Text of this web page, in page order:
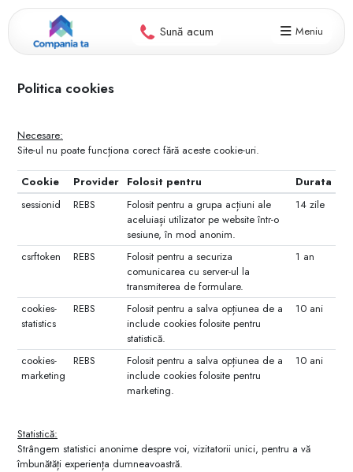
Sună acum Meniu
Politica cookies
Necesare:
Site-ul nu poate funcționa corect fără aceste cookie-uri.
Cookie Provider Folosit pentru
Durata
sessionid
REBS
Folosit pentru a grupa acțiuni ale
aceluiași utilizator pe website într-o
sesiune, în mod anonim.
14 zile
csrftoken REBS
Folosit pentru a securiza
comunicarea cu server-ul la
transmiterea de formulare.
1 an
cookies-
statistics
REBS
Folosit pentru a salva opțiunea de a
include cookies folosite pentru
statistică.
10 ani
cookies-
marketing
REBS
Folosit pentru a salva opțiunea de a
include cookies folosite pentru
marketing.
10 ani
Statistică:
Strângem statistici anonime despre voi, vizitatorii unici, pentru a vă
îmbunătăți experiența dumneavoastră.